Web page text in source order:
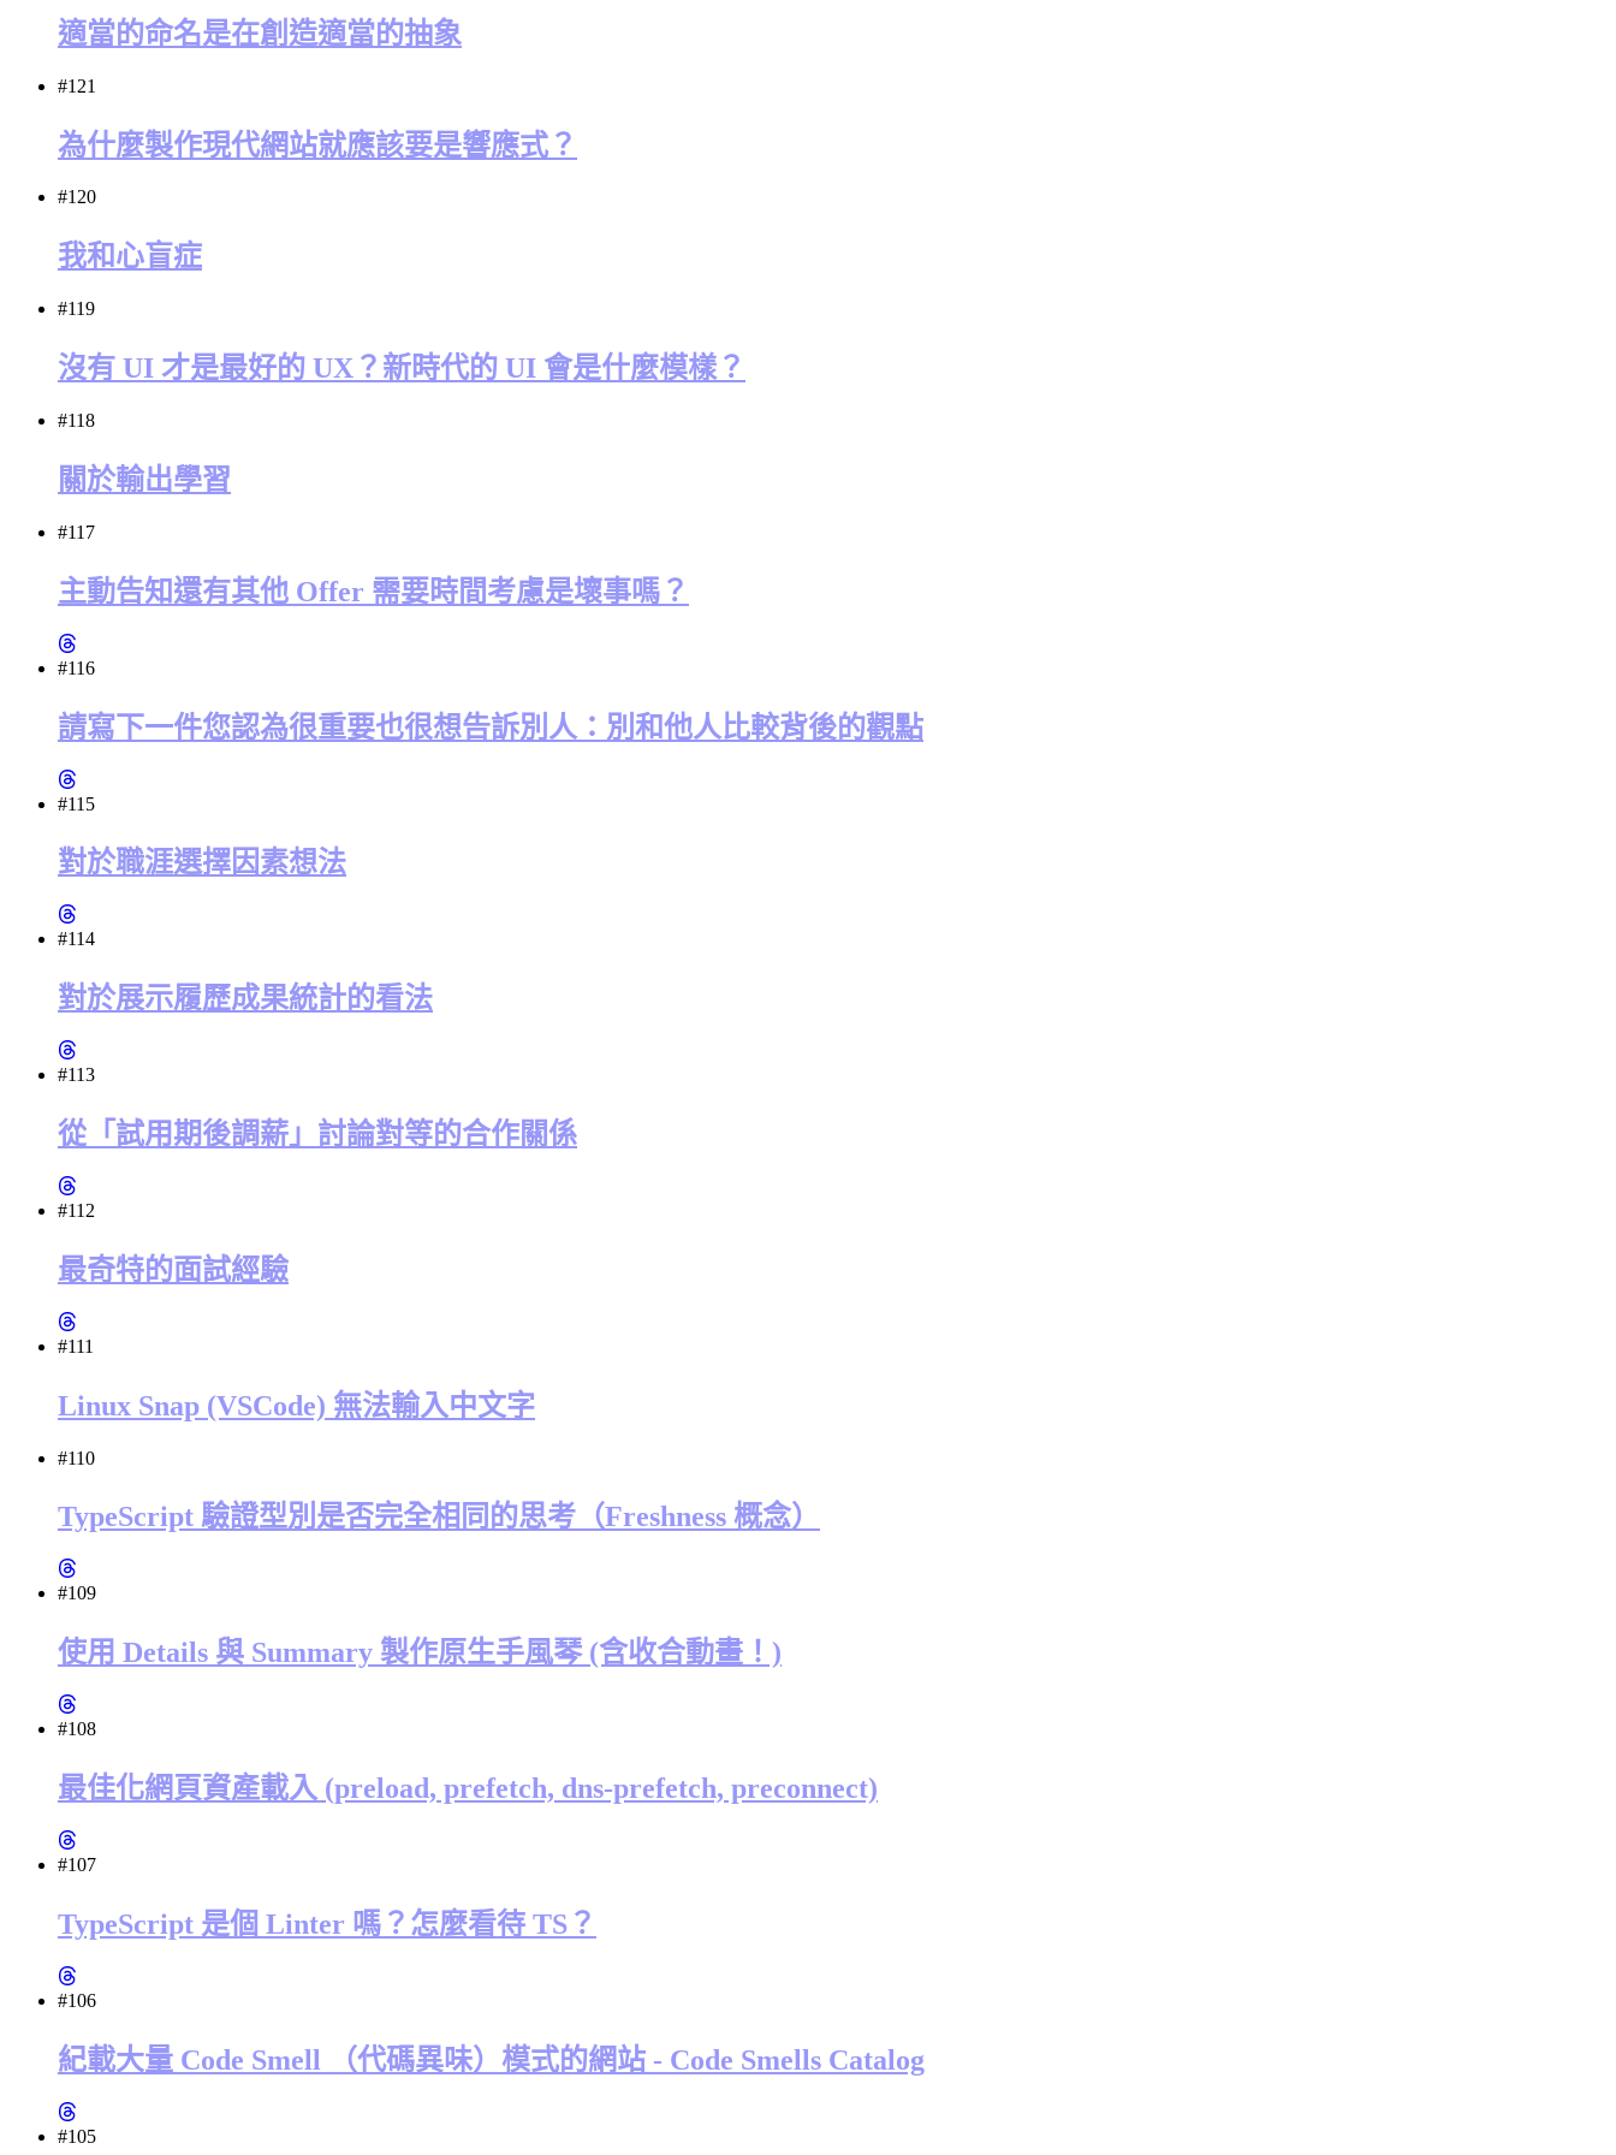
適當的命名是在創造適當的抽象
#121
為什麼製作現代網站就應該要是響應式？
#120
我和心盲症
#119
沒有 UI 才是最好的 UX？新時代的 UI 會是什麼模樣？
#118
關於輸出學習
#117
主動告知還有其他 Offer 需要時間考慮是壞事嗎？
#116
請寫下一件您認為很重要也很想告訴別人：別和他人比較背後的觀點
#115
對於職涯選擇因素想法
#114
對於展示履歷成果統計的看法
#113
從「試用期後調薪」討論對等的合作關係
#112
最奇特的面試經驗
#111
Linux Snap (VSCode) 無法輸入中文字
#110
TypeScript 驗證型別是否完全相同的思考（Freshness 概念）
#109
使用 Details 與 Summary 製作原生手風琴 (含收合動畫！)
#108
最佳化網頁資產載入 (preload, prefetch, dns-prefetch, preconnect)
#107
TypeScript 是個 Linter 嗎？怎麼看待 TS？
#106
紀載大量 Code Smell （代碼異味）模式的網站 - Code Smells Catalog
#105